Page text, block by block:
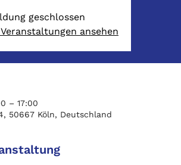
geschlossen
ansehen
– 17:00
50667 Köln, Deutschland